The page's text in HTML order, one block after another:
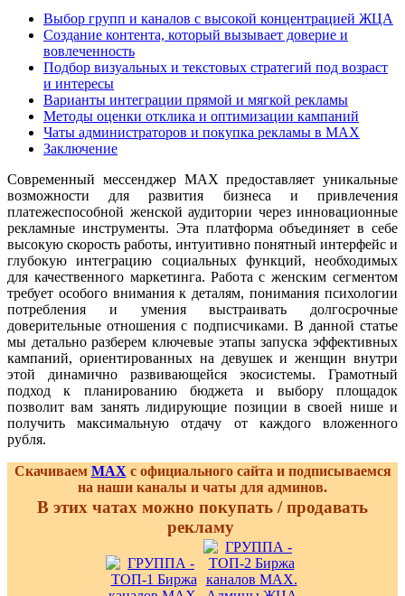
Выбор групп и каналов с высокой концентрацией ЖЦА
Создание контента, который вызывает доверие и
вовлеченность
Подбор визуальных и текстовых стратегий под возраст
и интересы
Варианты интеграции прямой и мягкой рекламы
Методы оценки отклика и оптимизации кампаний
Чаты администраторов и покупка рекламы в MAX
Заключение
Современный мессенджер MAX предоставляет уникальные
возможности для развития бизнеса и привлечения
платежеспособной женской аудитории через инновационные
рекламные инструменты. Эта платформа объединяет в себе
высокую скорость работы, интуитивно понятный интерфейс и
глубокую интеграцию социальных функций, необходимых
для качественного маркетинга. Работа с женским сегментом
требует особого внимания к деталям, понимания психологии
потребления и умения выстраивать долгосрочные
доверительные отношения с подписчиками. В данной статье
мы детально разберем ключевые этапы запуска эффективных
кампаний, ориентированных на девушек и женщин внутри
этой динамично развивающейся экосистемы. Грамотный
подход к планированию бюджета и выбору площадок
позволит вам занять лидирующие позиции в своей нише и
получить максимальную отдачу от каждого вложенного
рубля.
Скачиваем MAX с официального сайта и подписываемся
на наши каналы и чаты для админов.
В этих чатах можно покупать / продавать
рекламу